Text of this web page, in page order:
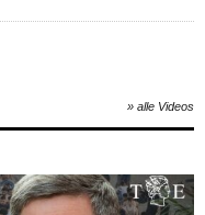
» alle Videos